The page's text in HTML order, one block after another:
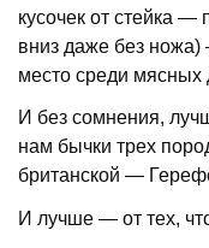
кусочек от стейка —
вниз даже без ножа)
место среди мясных
И без сомнения,
нам бычки трех
британской —
И лучше — от тех,